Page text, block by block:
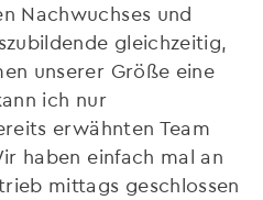
Nachwuchses und
gleichzeitig,
unserer Größe eine
ich nur
erwähnten Team
haben einfach mal an
mittags geschlossen